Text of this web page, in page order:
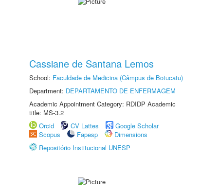
Cassiane de Santana Lemos
School: Faculdade de Medicina (Câmpus de Botucatu)
Department: DEPARTAMENTO DE ENFERMAGEM
Academic Appointment Category: RDIDP Academic
title: MS-3.2
Orcid
CV Lattes
Google Scholar
Scopus
Fapesp
Dimensions
Repositório Institucional UNESP